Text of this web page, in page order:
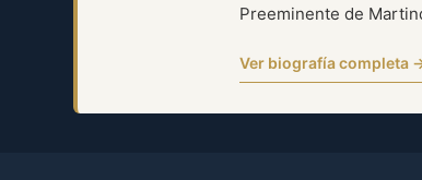
Preeminente de
Ver biografía completa